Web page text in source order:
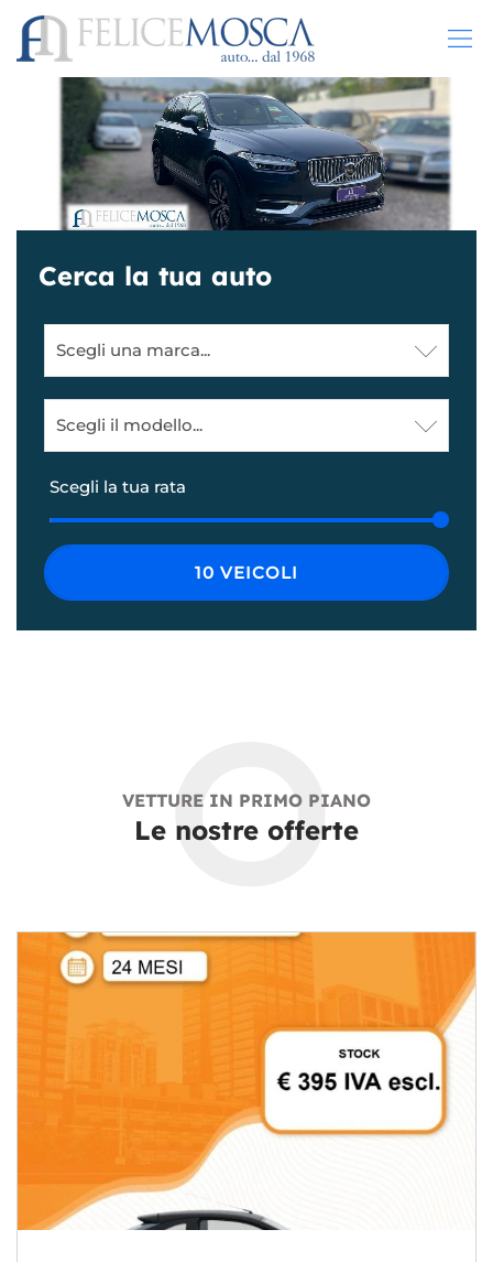
LISTA VEICOLI
ACQUISTIAMO USATO
NOLEGGIO LUNGO TERMINE
SERVIZI
CONTATTI
Cerca la tua auto
Scegli la tua rata
10 VEICOLI
O
VETTURE IN PRIMO PIANO
Le nostre offerte